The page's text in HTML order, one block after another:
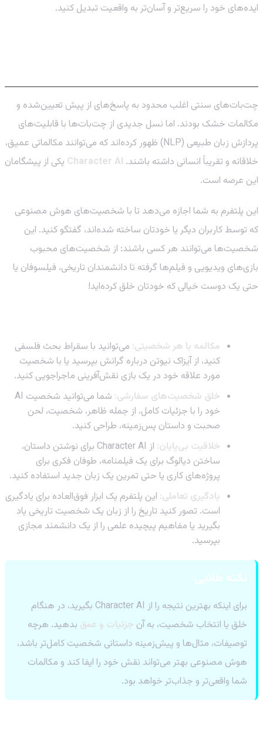
ایده‌های خود را سریع‌تر و آسان‌تر به واقعیت تبدیل کنید.
چت‌بات‌های سنتی اغلب محدود به پاسخ‌های از پیش تعیین‌شده و
مکالمات خشک بودند. اما نسل جدیدی از چت‌بات‌ها با قابلیت‌های
پردازش زبان طبیعی (NLP) ظهور کرده‌اند که می‌توانند مکالماتی عمیق،
خلاقانه و تقریباً انسانی داشته باشند. Character AI یکی از پیشگامان
این عرصه است.
این پلتفرم به شما اجازه می‌دهد تا با شخصیت‌های هوش مصنوعی
که توسط کاربران دیگر یا خودتان ساخته شده‌اند، گفتگو کنید. این
شخصیت‌ها می‌توانند هر کسی باشند: از شخصیت‌های محبوب
بازی‌های ویدیویی و فیلم‌ها گرفته تا دانشمندان تاریخی، فیلسوفان یا
حتی یک دوست خیالی که خودتان خلق کرده‌اید!
مکالمه با هر شخصیتی: می‌توانید با سقراط بحث فلسفی
کنید، از آیزاک نیوتن درباره گرانش بپرسید یا با شخصیت
مورد علاقه خود در یک بازی نقش‌آفرینی ماجراجویی کنید.
خلق شخصیت‌های سفارشی:
شما می‌توانید شخصیت AI
خود را با جزئیات کامل، از جمله ظاهر، شخصیت، لحن
صحبت و داستان پس‌زمینه، طراحی کنید.
خلاقیت بی‌پایان:
از Character AI برای نوشتن داستان،
ساختن دیالوگ برای یک فیلمنامه، طوفان فکری برای
پروژه‌های کاری یا حتی تمرین یک زبان جدید استفاده کنید.
یادگیری تعاملی: این پلتفرم یک ابزار فوق‌العاده برای یادگیری
است. تصور کنید تاریخ را از زبان یک شخصیت تاریخی یاد
بگیرید یا مفاهیم پیچیده علمی را از یک دانشمند مجازی
بپرسید.
نکته طلایی
برای اینکه بهترین نتیجه را از Character AI بگیرید، در هنگام
خلق یا انتخاب شخصیت، به آن جزئیات و عمق بدهید. هرچه
توصیفات، مثال‌ها و پیش‌زمینه داستانی شخصیت کامل‌تر باشد،
هوش مصنوعی بهتر می‌تواند نقش خود را ایفا کند و مکالمات
شما واقعی‌تر و جذاب‌تر خواهد بود.